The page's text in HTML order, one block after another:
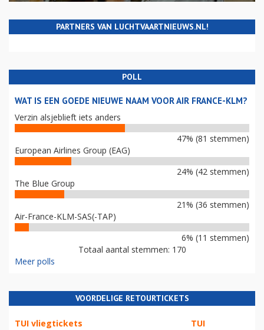
PARTNERS VAN LUCHTVAARTNIEUWS.NL!
POLL
WAT IS EEN GOEDE NIEUWE NAAM VOOR AIR FRANCE-KLM?
Verzin alsjeblieft iets anders
47% (81 stemmen)
European Airlines Group (EAG)
24% (42 stemmen)
The Blue Group
21% (36 stemmen)
Air-France-KLM-SAS(-TAP)
6% (11 stemmen)
Totaal aantal stemmen: 170
Meer polls
VOORDELIGE RETOURTICKETS
TUI vliegtickets TUI